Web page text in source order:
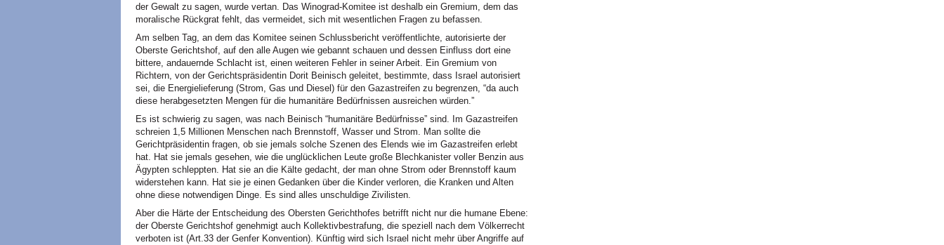
der Gewalt zu sagen, wurde vertan. Das Winograd-Komitee ist deshalb ein Gremium, dem das
moralische Rückgrat fehlt, das vermeidet, sich mit wesentlichen Fragen zu befassen.
Am selben Tag, an dem das Komitee seinen Schlussbericht veröffentlichte, autorisierte der
Oberste Gerichtshof, auf den alle Augen wie gebannt schauen und dessen Einfluss dort eine
bittere, andauernde Schlacht ist, einen weiteren Fehler in seiner Arbeit. Ein Gremium von
Richtern, von der Gerichtspräsidentin Dorit Beinisch geleitet, bestimmte, dass Israel autorisiert
sei, die Energielieferung (Strom, Gas und Diesel) für den Gazastreifen zu begrenzen, “da auch
diese herabgesetzten Mengen für die humanitäre Bedürfnissen ausreichen würden.”
Es ist schwierig zu sagen, was nach Beinisch “humanitäre Bedürfnisse” sind. Im Gazastreifen
schreien 1,5 Millionen Menschen nach Brennstoff, Wasser und Strom. Man sollte die
Gerichtpräsidentin fragen, ob sie jemals solche Szenen des Elends wie im Gazastreifen erlebt
hat. Hat sie jemals gesehen, wie die unglücklichen Leute große Blechkanister voller Benzin aus
Ägypten schleppten. Hat sie an die Kälte gedacht, der man ohne Strom oder Brennstoff kaum
widerstehen kann. Hat sie je einen Gedanken über die Kinder verloren, die Kranken und Alten
ohne diese notwendigen Dinge. Es sind alles unschuldige Zivilisten.
Aber die Härte der Entscheidung des Obersten Gerichthofes betrifft nicht nur die humane Ebene:
der Oberste Gerichtshof genehmigt auch Kollektivbestrafung, die speziell nach dem Völkerrecht
verboten ist (Art.33 der Genfer Konvention). Künftig wird sich Israel nicht mehr über Angriffe auf